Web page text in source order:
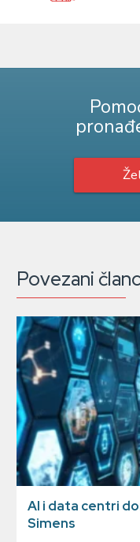
Povezani
AI i data centri
Simens